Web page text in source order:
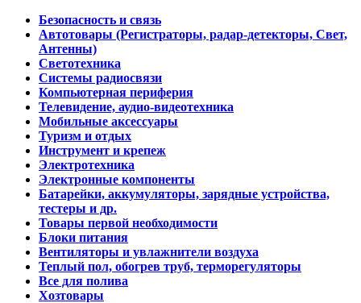
Безопасность и связь
Автотовары (Регистраторы, радар-детекторы, Свет,
Антенны)
Светотехника
Системы радиосвязи
Компьютерная периферия
Телевидение, аудио-видеотехника
Мобильные аксессуары
Туризм и отдых
Инструмент и крепеж
Электротехника
Электронные компоненты
Батарейки, аккумуляторы, зарядные устройства,
тестеры и др.
Товары первой необходимости
Блоки питания
Вентиляторы и увлажнители воздуха
Теплый пол, обогрев труб, терморегуляторы
Все для полива
Хозтовары